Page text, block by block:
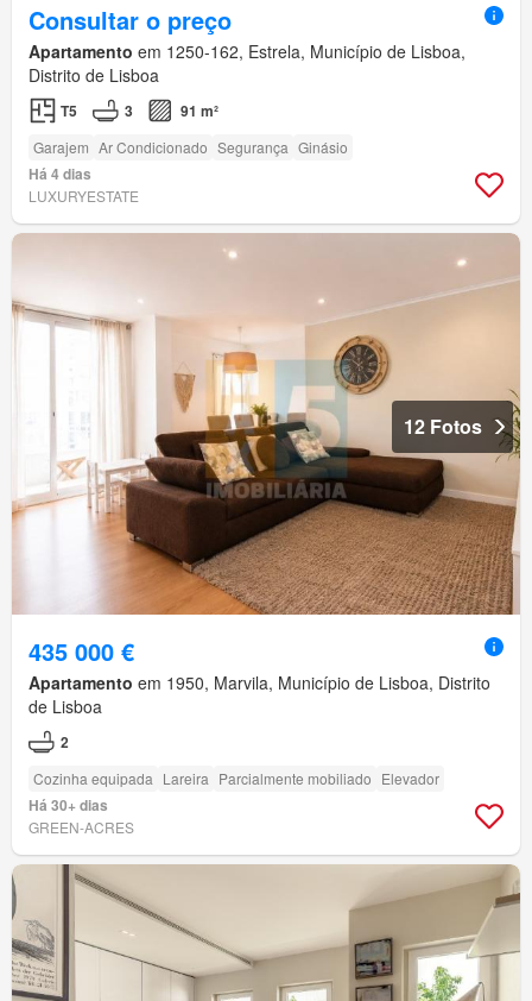
Consultar o preço
Apartamento em 1250-162, Estrela, Município de Lisboa,
Distrito de Lisboa
T5 3 91 m²
Garajem Ar Condicionado Segurança Ginásio
Há 4 dias
LUXURYESTATE
12 Fotos
435 000 €
Apartamento em 1950, Marvila, Município de Lisboa, Distrito
de Lisboa
2
Cozinha equipada Lareira Parcialmente mobiliado Elevador
Há 30+ dias
GREEN-ACRES